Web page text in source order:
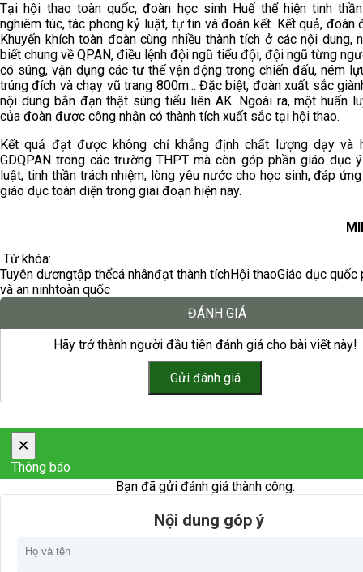
Tại hội thao toàn quốc, đoàn học sinh Huế thể hiện tinh
nghiêm túc, tác phong kỷ luật, tự tin và đoàn kết. Kết quả, đoàn
Khuyến khích toàn đoàn cùng nhiều thành tích ở các nội dung,
biết chung về QPAN, điều lệnh đội ngũ tiểu đội, đội ngũ từng
có súng, vận dụng các tư thế vận động trong chiến đấu, ném
trúng đích và chạy vũ trang 800m... Đặc biệt, đoàn xuất sắc
nội dung bắn đạn thật súng tiểu liên AK. Ngoài ra, một huấn
của đoàn được công nhận có thành tích xuất sắc tại hội thao.
Kết quả đạt được không chỉ khẳng định chất lượng dạy và
GDQPAN trong các trường THPT mà còn góp phần giáo dục
luật, tinh thần trách nhiệm, lòng yêu nước cho học sinh, đáp
giáo dục toàn diện trong giai đoạn hiện nay.
Từ khóa:
Tuyên dươngtập thểcá nhânđạt thành tíchHội thaoGiáo dục quốc
và an ninhtoàn quốc
ĐÁNH GIÁ
Hãy trở thành người đầu tiên đánh giá cho bài viết này!
×
Thông báo
Bạn đã gửi đánh giá thành công.
Nội dung góp ý